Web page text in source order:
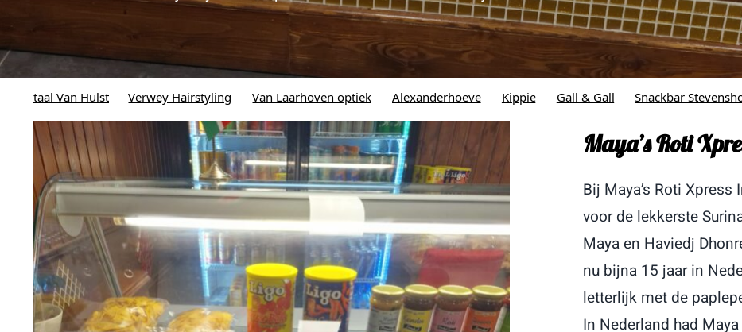
Verwey Hairstyling Van Laarhoven optiek Alexanderhoeve Kippie Gall & Gall Snackbar Stevenshof Maya's
Maya’s Roti
Bij Maya’s Roti
voor de lekkerste
Maya en Haviedj
nu bijna 15 jaar in
letterlijk met de
In Nederland had